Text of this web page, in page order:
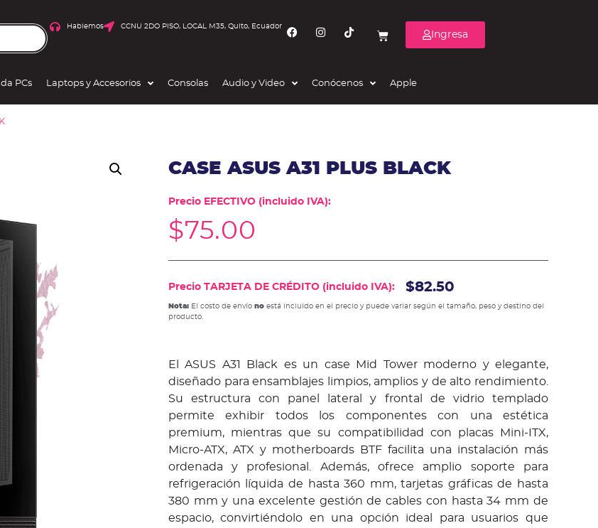
Hablemos CCNU 2DO PISO, LOCAL M35, Quito, Ecuador
Ingresa
PCs Laptops y Accesorios Consolas Audio y Video Conócenos Apple
CASE ASUS A31 PLUS BLACK
Precio EFECTIVO (incluido IVA):
$75.00
Precio TARJETA DE CRÉDITO (incluido IVA): $82.50
Nota:El costo de envío noestá incluido en el precio y puede variar según el tamaño, peso y destino del
producto.
El ASUS A31 Black es un case Mid Tower moderno y elegante,
diseñado para ensamblajes limpios, amplios y de alto rendimiento.
Su estructura con panel lateral y frontal de vidrio templado
permite exhibir todos los componentes con una estética
premium, mientras que su compatibilidad con placas Mini-ITX,
Micro-ATX, ATX y motherboards BTF facilita una instalación más
ordenada y profesional. Además, ofrece amplio soporte para
refrigeración líquida de hasta 360 mm, tarjetas gráficas de hasta
380 mm y una excelente gestión de cables con hasta 34 mm de
espacio, convirtiéndolo en una opción ideal para usuarios que